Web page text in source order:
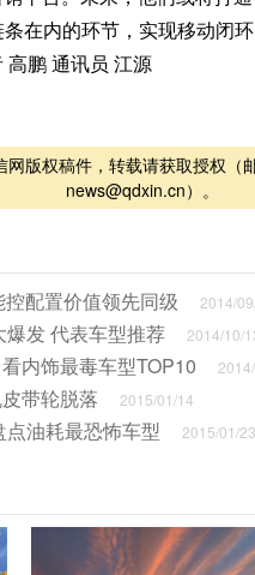
在内的环节，实现移动闭
高鹏 通讯员 江源
网版权稿件，转载请获取授权（
news@qdxin.cn）。
配置价值领先同级 2014/
发 代表车型推荐 2014/10/
内饰最毒车型TOP10
带轮脱落 2015/01/14
油耗最恐怖车型 2015/01/23